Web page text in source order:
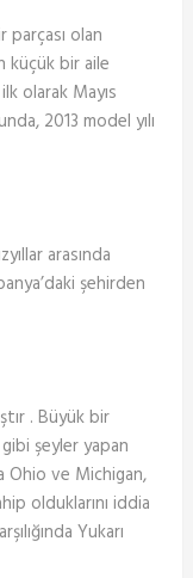
olan
küçük bir aile
olarak Mayıs
2013 model yılı
arasında
şehirden
. Büyük bir
şeyler yapan
Ohio ve Michigan,
olduklarını iddia
Yukarı